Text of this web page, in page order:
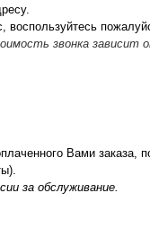
воспользуйтесь
звонка зависит
Вами заказа,
за обслуживание.